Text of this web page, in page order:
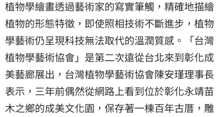
植物學繪畫透過藝術家的寫實筆觸，精確地描繪
植物的形態特徵，即使照相技術不斷進步，植物
學藝術仍呈現科技無法取代的溫潤質感。「台灣
植物學藝術協會」是第二次遠從台北來到彰化成
美藝廊展出，台灣植物學藝術協會陳安瑾理事長
表示，三年前偶然從網路上看到位於彰化永靖苗
木之鄉的成美文化園，保存著一棟百年古厝，雕